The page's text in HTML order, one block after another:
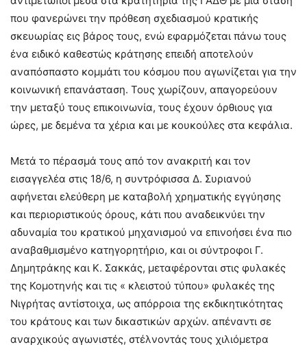
που φανερώνει την πρόθεση σχεδιασμού κρατικής
σκευωρίας εις βάρος τους, ενώ εφαρμόζεται πάνω τους
ένα ειδικό καθεστώς κράτησης επειδή αποτελούν
αναπόσπαστο κομμάτι του κόσμου που αγωνίζεται για την
κοινωνική επανάσταση. Τους χωρίζουν, απαγορεύουν
την μεταξύ τους επικοινωνία, τους έχουν όρθιους για
ώρες, με δεμένα τα χέρια και με κουκούλες στα κεφάλια.
Μετά το πέρασμά τους από τον ανακριτή και τον
εισαγγελέα στις 18/6, η συντρόφισσα Δ. Συριανού
αφήνεται ελεύθερη με καταβολή χρηματικής εγγύησης
και περιοριστικούς όρους, κάτι που αναδεικνύει την
αδυναμία του κρατικού μηχανισμού να επινοήσει ένα πιο
αναβαθμισμένο κατηγορητήριο, και οι σύντροφοι Γ.
Δημητράκης και Κ. Σακκάς, μεταφέρονται στις φυλακές
της Κομοτηνής και τις « κλειστού τύπου» φυλακές της
Νιγρήτας αντίστοιχα, ως απόρροια της εκδικητικότητας
του κράτους και των δικαστικών αρχών. απέναντι σε
αναρχικούς αγωνιστές, στέλνοντάς τους χιλιόμετρα